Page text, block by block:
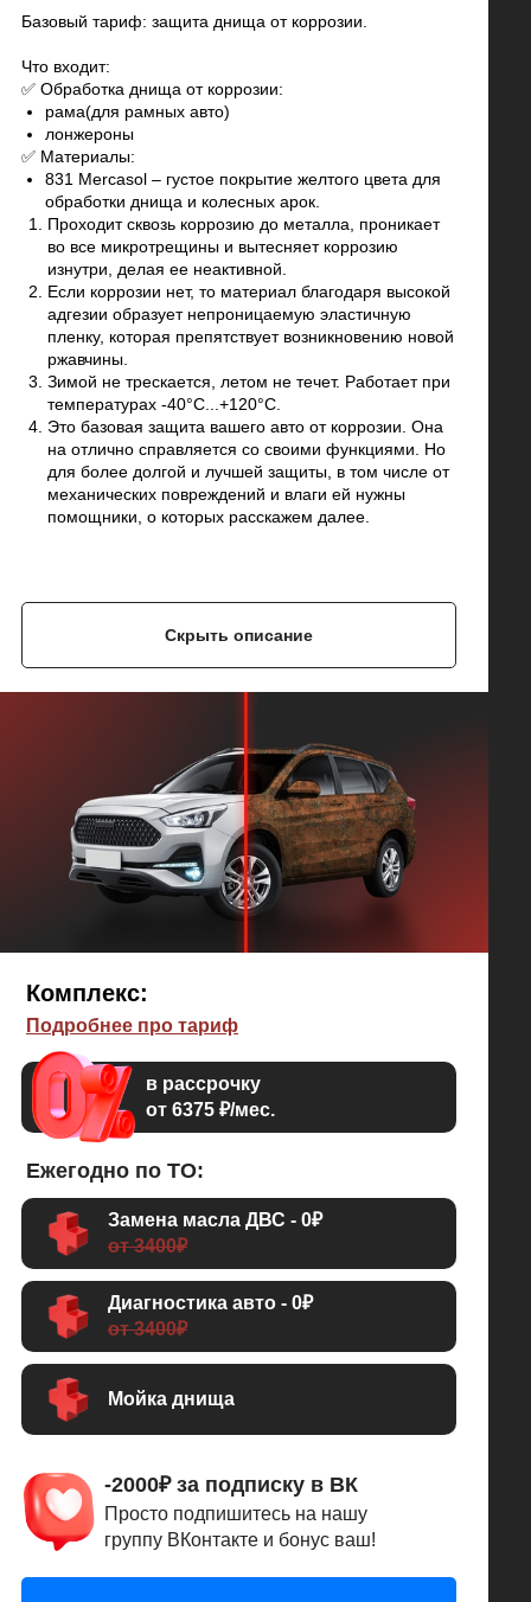
Базовый тариф: защита днища от коррозии.
Что входит:
✅ Обработка днища от коррозии:
рама(для рамных авто)
лонжероны
✅ Материалы:
831 Mercasol – густое покрытие желтого цвета для
обработки днища и колесных арок.
Проходит сквозь коррозию до металла, проникает
во все микротрещины и вытесняет коррозию
изнутри, делая ее неактивной.
Если коррозии нет, то материал благодаря высокой
адгезии образует непроницаемую эластичную
пленку, которая препятствует возникновению новой
ржавчины.
Зимой не трескается, летом не течет. Работает при
температурах -40°C...+120°C.
Это базовая защита вашего авто от коррозии. Она
на отлично справляется со своими функциями. Но
для более долгой и лучшей защиты, в том числе от
механических повреждений и влаги ей нужны
помощники, о которых расскажем далее.
Скрыть описание
-2000₽ за подписку в ВК
Просто подпишитесь на нашу
группу ВКонтакте и бонус ваш!
Ежегодно по ТО:
Подробнее про тариф
Комплекс:
Мойка днища
Диагностика авто - 0₽
от 3400₽
в рассрочку
от 6375 ₽/мес.
Замена масла ДВС - 0₽
от 3400₽